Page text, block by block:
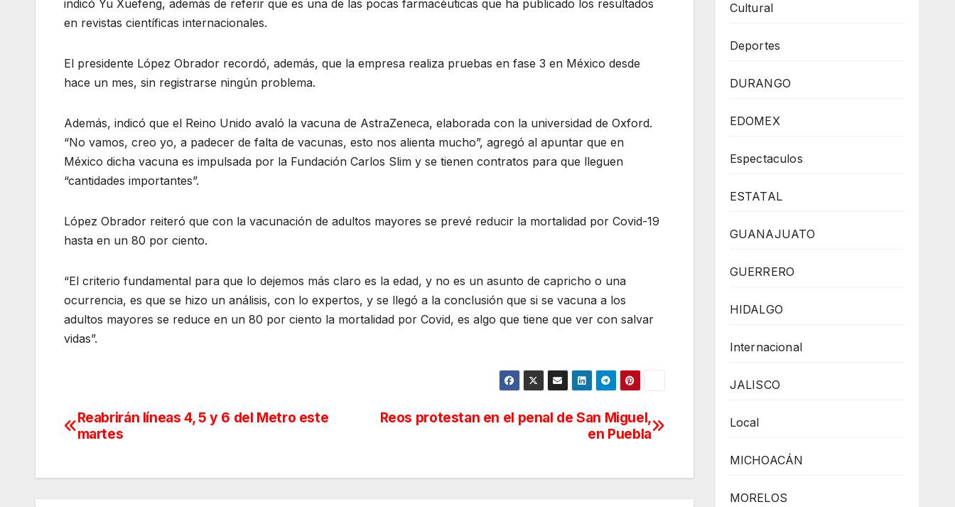
indicó Yu Xuefeng, además de referir que es una de las pocas farmacéuticas que ha publicado los resultados
en revistas científicas internacionales.
El presidente López Obrador recordó, además, que la empresa realiza pruebas en fase 3 en México desde
hace un mes, sin registrarse ningún problema.
Además, indicó que el Reino Unido avaló la vacuna de AstraZeneca, elaborada con la universidad de Oxford.
“No vamos, creo yo, a padecer de falta de vacunas, esto nos alienta mucho”, agregó al apuntar que en
México dicha vacuna es impulsada por la Fundación Carlos Slim y se tienen contratos para que lleguen
“cantidades importantes”.
López Obrador reiteró que con la vacunación de adultos mayores se prevé reducir la mortalidad por Covid-19
hasta en un 80 por ciento.
“El criterio fundamental para que lo dejemos más claro es la edad, y no es un asunto de capricho o una
ocurrencia, es que se hizo un análisis, con lo expertos, y se llegó a la conclusión que si se vacuna a los
adultos mayores se reduce en un 80 por ciento la mortalidad por Covid, es algo que tiene que ver con salvar
vidas”.
Navegación
entradas
Reos protestan en el penal de San Miguel,
en Puebla
Reabrirán líneas 4, 5 y 6 del Metro este
martes
Cultural
Deportes
DURANGO
EDOMEX
Espectaculos
ESTATAL
GUANAJUATO
GUERRERO
HIDALGO
Internacional
JALISCO
Local
MICHOACÁN
MORELOS